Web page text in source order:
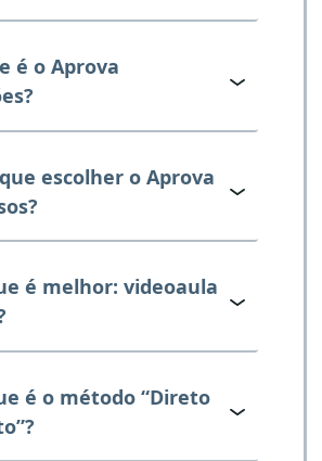
é o Aprova
escolher o Aprova
é melhor: videoaula
é o método “Direto